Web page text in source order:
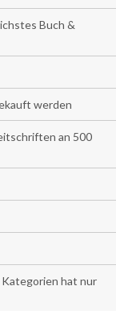
Buch &
werden
an 500
hat nur